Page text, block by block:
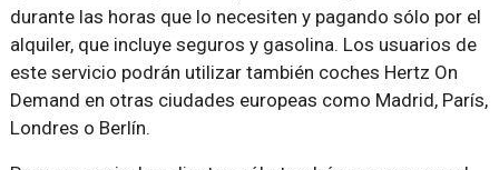
durante las horas que lo necesiten y pagando sólo por el
alquiler, que incluye seguros y gasolina. Los usuarios de
este servicio podrán utilizar también coches Hertz On
Demand en otras ciudades europeas como Madrid, París,
Londres o Berlín.